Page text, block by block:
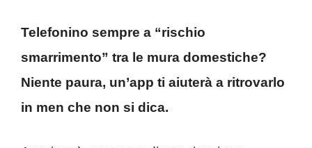
Telefonino sempre a “rischio
smarrimento” tra le mura domestiche?
Niente paura, un’app ti aiuterà a ritrovarlo
in men che non si dica.